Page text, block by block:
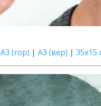
А3 (гор) | А3 (вер) | 35х15